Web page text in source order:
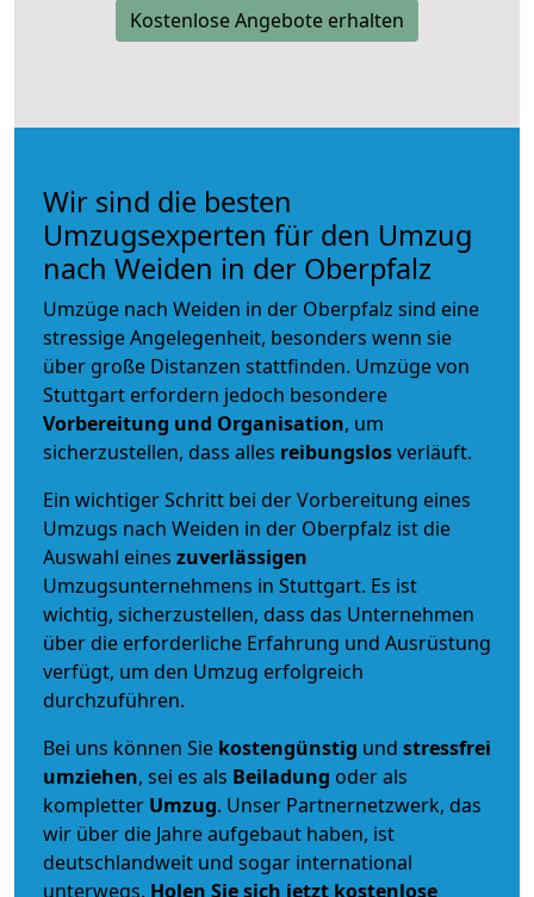
Kostenlose Angebote erhalten
Wir sind die besten
Umzugsexperten für den Umzug
nach Weiden in der Oberpfalz
Umzüge nach Weiden in der Oberpfalz sind eine
stressige Angelegenheit, besonders wenn sie
über große Distanzen stattfinden. Umzüge von
Stuttgart erfordern jedoch besondere
Vorbereitung und Organisation, um
sicherzustellen, dass alles reibungslosverläuft.
Ein wichtiger Schritt bei der Vorbereitung eines
Umzugs nach Weiden in der Oberpfalz ist die
Auswahl eines zuverlässigen
Umzugsunternehmens in Stuttgart. Es ist
wichtig, sicherzustellen, dass das Unternehmen
über die erforderliche Erfahrung und Ausrüstung
verfügt, um den Umzug erfolgreich
durchzuführen.
Bei uns können Sie kostengünstig und stressfrei
umziehen, sei es als Beiladung oder als
kompletter Umzug. Unser Partnernetzwerk, das
wir über die Jahre aufgebaut haben, ist
deutschlandweit und sogar international
unterwegs. Holen Sie sich jetzt kostenlose